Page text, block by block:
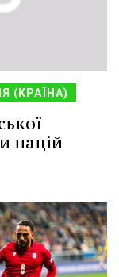
(КРАЇНА)
націй